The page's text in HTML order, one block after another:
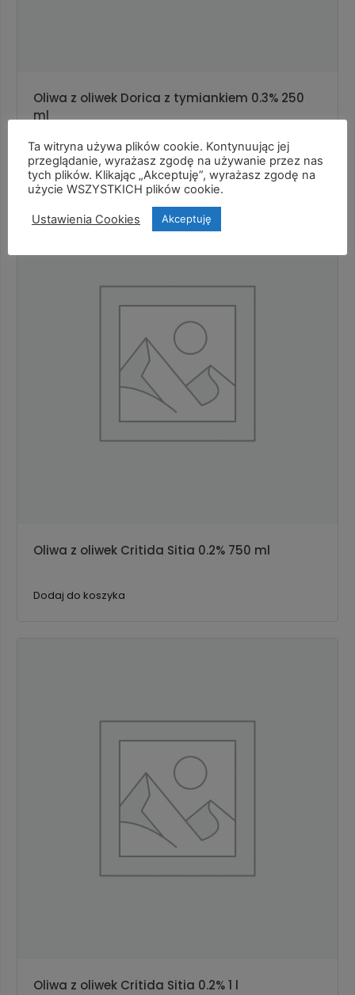
Oliwa z oliwek Dorica z tymiankiem 0.3% 250
ml
Dodaj do koszyka
Oliwa z oliwek Critida Sitia 0.2% 750 ml
Dodaj do koszyka
Oliwa z oliwek Critida Sitia 0.2% 1 l
Ta witryna używa plików cookie. Kontynuując jej
przeglądanie, wyrażasz zgodę na używanie przez nas
tych plików. Klikając „Akceptuję”, wyrażasz zgodę na
użycie WSZYSTKICH plików cookie.
Ustawienia Cookies Akceptuję